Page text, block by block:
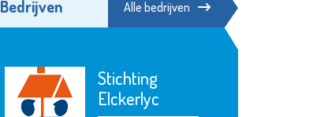
Bedrijven Alle bedrijven
Stichting
Elckerlyc